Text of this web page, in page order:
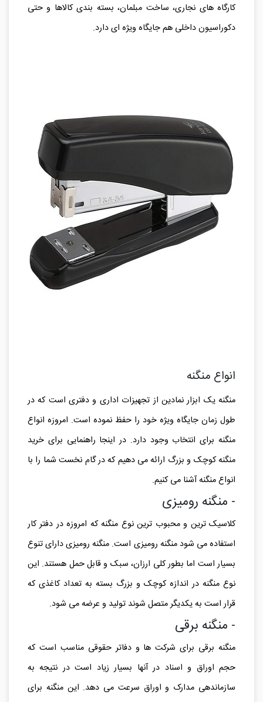
کارگاه‌ های نجاری، ساخت مبلمان، بسته‌ بندی کالاها و حتی
دکوراسیون داخلی هم جایگاه ویژه‌ ای دارد.
انواع منگنه
منگنه یک ابزار نمادین از تجهیزات اداری و دفتری است که در
طول زمان جایگاه ویژه خود را حفظ نموده است. امروزه انواع
منگنه برای انتخاب وجود دارد. در اینجا راهنمایی برای خرید
منگنه کوچک و بزرگ ارائه می دهیم که در گام نخست شما را با
انواع منگنه آشنا می کنیم.
- منگنه رومیزی
کلاسیک ترین و محبوب ترین نوع منگنه که امروزه در دفتر کار
استفاده می شود منگنه رومیزی است. منگنه رومیزی دارای تنوع
بسیار است اما بطور کلی ارزان، سبک و قابل حمل هستند. این
نوع منگنه در اندازه کوچک و بزرگ بسته به تعداد کاغذی که
قرار است به یکدیگر متصل شوند تولید و عرضه می شود.
- منگنه برقی
منگنه برقی برای شرکت ها و دفاتر حقوقی مناسب است که
حجم اوراق و اسناد در آنها بسیار زیاد است در نتیجه به
سازماندهی مدارک و اوراق سرعت می دهد. این منگنه برای